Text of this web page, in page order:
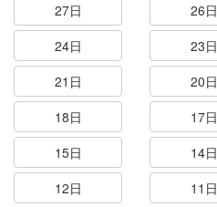
27日
26日
24日
23日
21日
20日
18日
17日
15日
14日
12日
11日